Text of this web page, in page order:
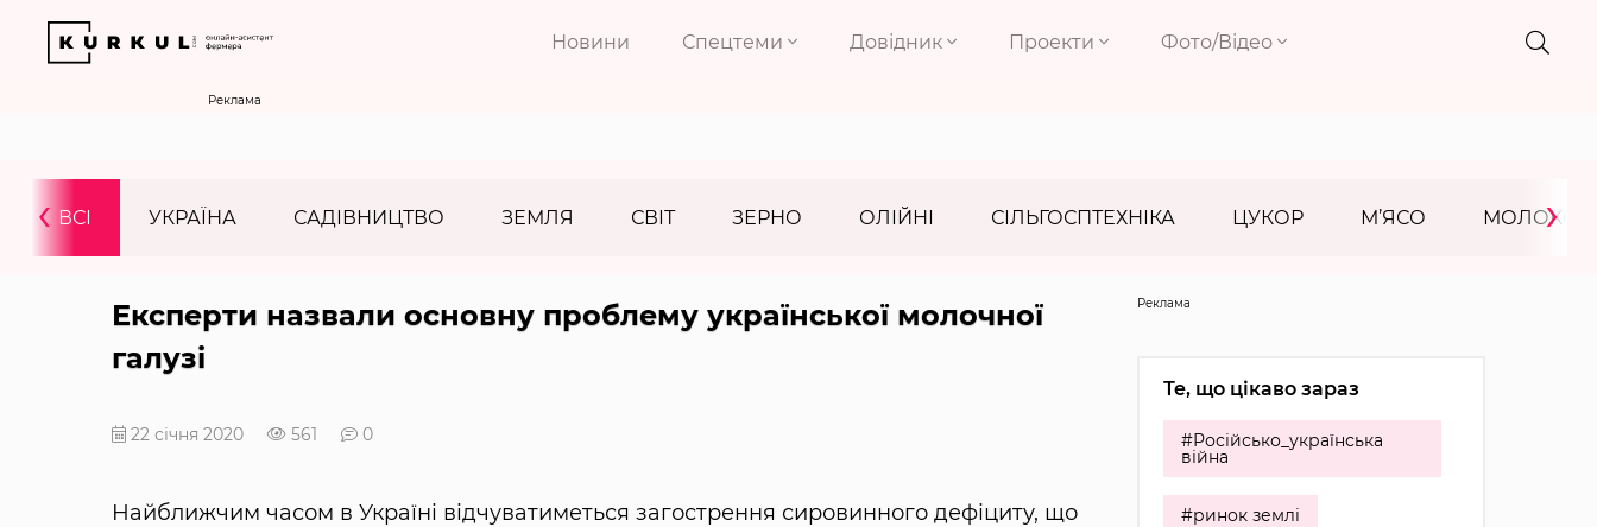
Новини Спецтеми Довідник Проекти Фото/Відео
Реклама
ВСІ УКРАЇНА САДІВНИЦТВО ЗЕМЛЯ СВІТ ЗЕРНО ОЛІЙНІ СІЛЬГОСПТЕХНІКА ЦУКОР М’ЯСО МОЛОКО
‹ ›
Експерти назвали основну проблему української молочної
галузі
22 січня 2020 561 0
Найближчим часом в Україні відчуватиметься загострення сировинного дефіциту, що
Реклама
Те, що цікаво зараз
#Російсько_українська
війна
#ринок землі